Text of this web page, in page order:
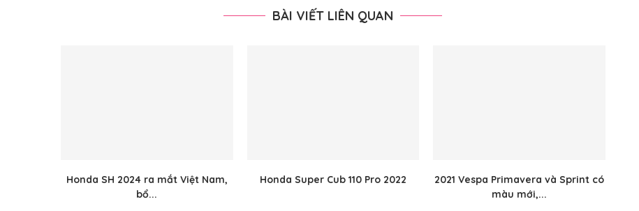
BÀI VIẾT LIÊN QUAN
Honda SH 2024 ra mắt Việt Nam,
bổ...
Honda Super Cub 110 Pro 2022
2021 Vespa Primavera và Sprint có
màu mới,...